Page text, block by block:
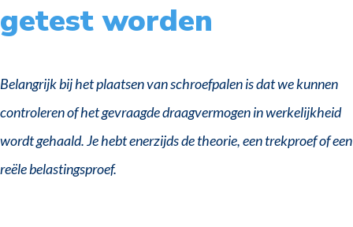
getest worden
Belangrijk bij het plaatsen van schroefpalen is dat we kunnen
controleren of het gevraagde draagvermogen in werkelijkheid
wordt gehaald. Je hebt enerzijds de theorie, een trekproef of een
reële belastingsproef.